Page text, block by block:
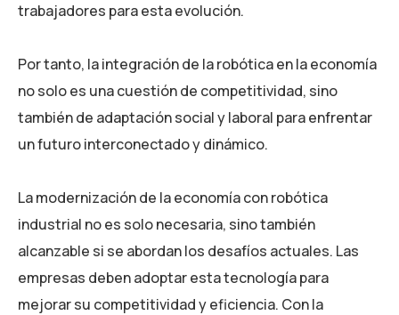
trabajadores para esta evolución.
Por tanto, la integración de la robótica en la economía
no solo es una cuestión de competitividad, sino
también de adaptación social y laboral para enfrentar
un futuro interconectado y dinámico.
La modernización de la economía con robótica
industrial no es solo necesaria, sino también
alcanzable si se abordan los desafíos actuales. Las
empresas deben adoptar esta tecnología para
mejorar su competitividad y eficiencia. Con la